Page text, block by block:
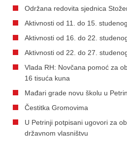
Održana redovita sjednica
Aktivnosti od 11. do 15.
Aktivnosti od 16. do 22.
Aktivnosti od 22. do 27.
Vlada RH: Novčana pomoć za
16 tisuća kuna
Mađari grade novu školu u
Čestitka Gromovima
U Petrinji potpisani ugovori za
državnom vlasništvu